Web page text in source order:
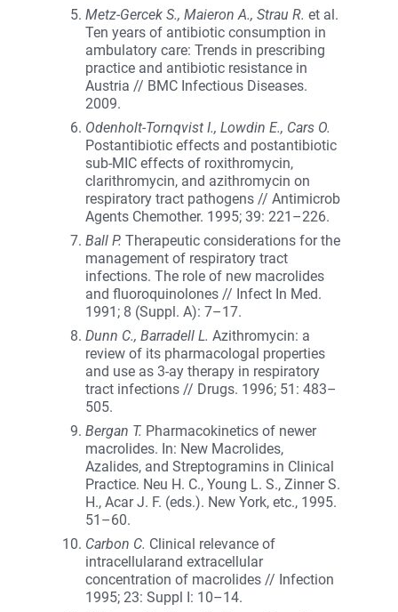
Metz-Gercek S., Maieron A., Strau R. et al.
Ten years of antibiotic consumption in
ambulatory care: Trends in prescribing
practice and antibiotic resistance in
Austria // BMC Infectious Diseases.
2009.
Odenholt-Tornqvist I., Lowdin E., Cars O.
Postantibiotic effects and postantibiotic
sub-MIC effects of roxithromycin,
clarithromycin, and azithromycin on
respiratory tract pathogens // Antimicrob
Agents Chemother. 1995; 39: 221–226.
Ball P. Therapeutic considerations for the
management of respiratory tract
infections. The role of new macrolides
and fluoroquinolones // Infect In Med.
1991; 8 (Suppl. A): 7–17.
Dunn C., Barradell L. Azithromycin: a
review of its pharmacologal properties
and use as 3-ay therapy in respiratory
tract infections // Drugs. 1996; 51: 483–
505.
Bergan T. Pharmacokinetics of newer
macrolides. In: New Macrolides,
Azalides, and Streptogramins in Clinical
Practice. Neu H. C., Young L. S., Zinner S.
H., Acar J. F. (eds.). New York, etc., 1995.
51–60.
Carbon C. Clinical relevance of
intracellularand extracellular
concentration of macrolides // Infection
1995; 23: Suppl I: 10–14.